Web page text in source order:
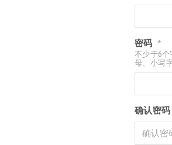
密码 *
不少于6
母、小写
确认密码